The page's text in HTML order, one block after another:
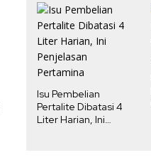
Isu Pembelian
Pertalite Dibatasi 4
Liter Harian, Ini